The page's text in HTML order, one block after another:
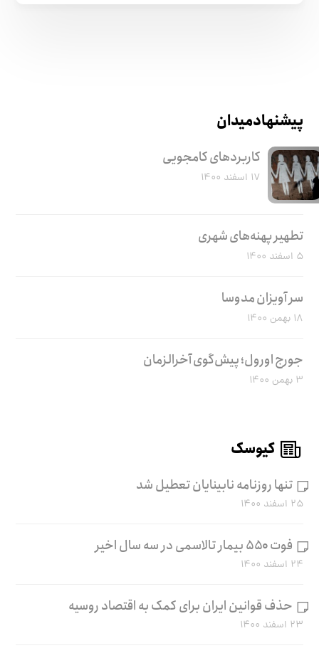
پیشنهاد میدان
کاربرد‌های کامجویی
۱۷ اسفند ۱۴۰۰
تطهیر پهنه‌های شهری
۵ اسفند ۱۴۰۰
سر آویزان مدوسا
۱۸ بهمن ۱۴۰۰
جورج اورول؛ پیش‌گوی آخرالزمان
۳ بهمن ۱۴۰۰
کیوسک
تنها روزنامه نابینایان تعطیل شد
۲۵ اسفند ۱۴۰۰
فوت ۵۵۰ بیمار تالاسمی در سه سال اخیر
۲۴ اسفند ۱۴۰۰
حذف قوانین ایران برای کمک به اقتصاد روسیه
۲۳ اسفند ۱۴۰۰